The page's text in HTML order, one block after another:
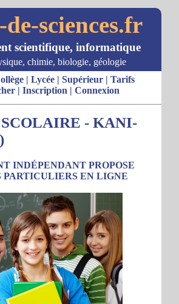
sciences.fr
scientifique, informatique
chimie, biologie, géologie
| Lycée| Supérieur| Tarifs
| Inscription | Connexion
- KANI-
INDÉPENDANT PROPOSE
PARTICULIERS EN LIGNE